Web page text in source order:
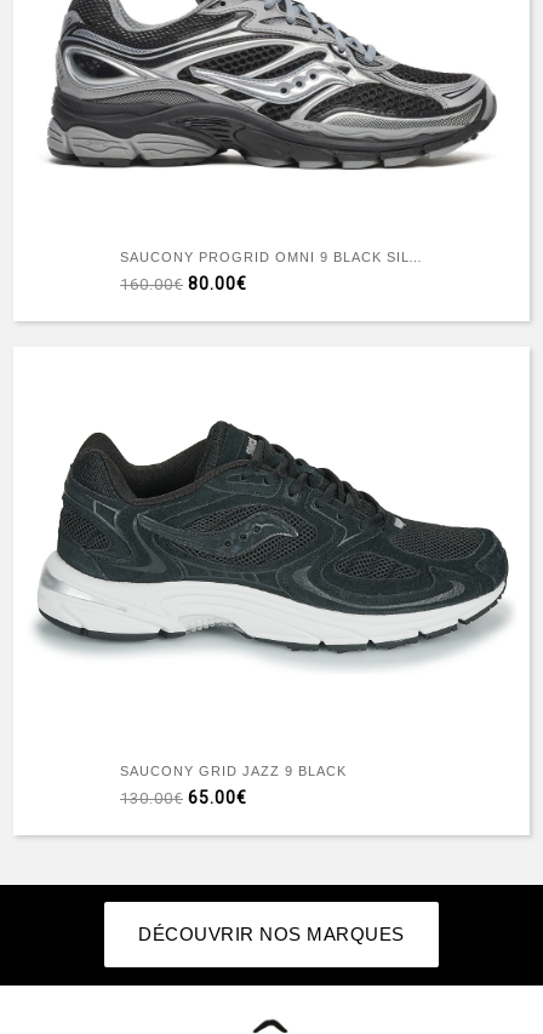
160.00€ 80.00€
SAUCONY GRID JAZZ 9 BLACK
130.00€ 65.00€
DÉCOUVRIR NOS MARQUES